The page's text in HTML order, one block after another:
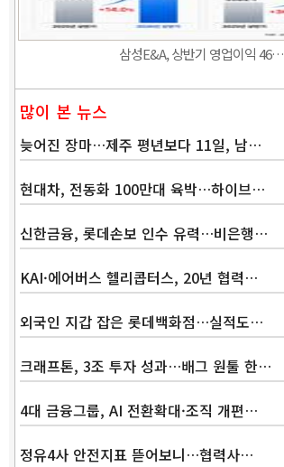
삼성E&A, 상반기 영업이익 46…
많이 본 뉴스
늦어진 장마…제주 평년보다 11일, 남…
현대차, 전동화 100만대 육박…하이브…
신한금융, 롯데손보 인수 유력…비은행…
KAI·에어버스 헬리콥터스, 20년 협력…
외국인 지갑 잡은 롯데백화점…실적도…
크래프톤, 3조 투자 성과…배그 원툴 한…
4대 금융그룹, AI 전환확대·조직 개편…
정유4사 안전지표 뜯어보니…협력사…